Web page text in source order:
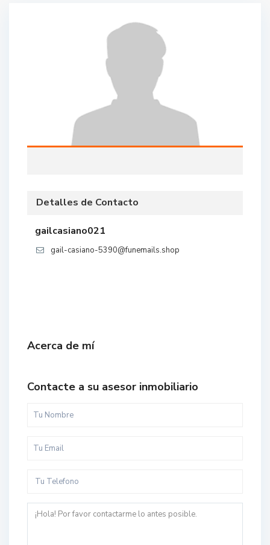
Detalles de Contacto
gailcasiano021
gail-casiano-5390@funemails.shop
Acerca de mí
Contacte a su asesor inmobiliario